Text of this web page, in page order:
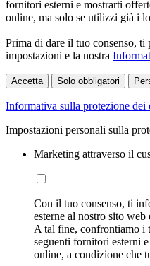
fornitori esterni e mostrarti
online, ma solo se utilizzi già i
Prima di dare il tuo consenso,
impostazioni e la nostra
Accetta Solo obbligatori
Informativa sulla protezione dei
Impostazioni personali sulla
Marketing attraverso il
Con il tuo consenso, ti
esterne al nostro sito
A tal fine, confrontiamo i
seguenti fornitori esterni
online, a condizione che